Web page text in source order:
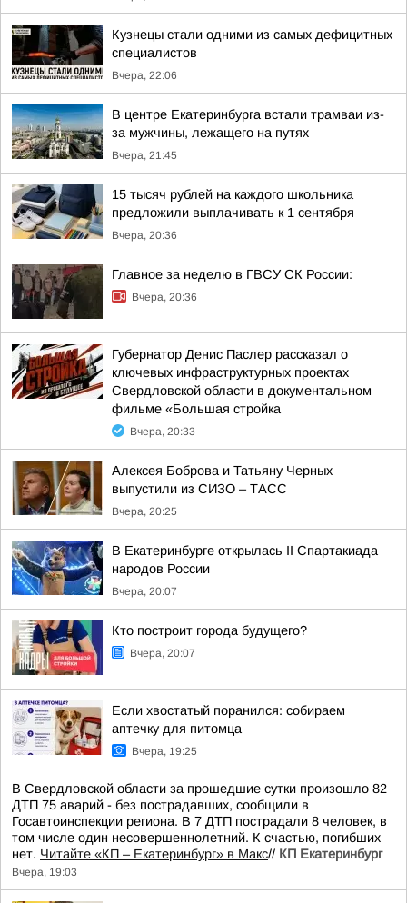
Кузнецы стали одними из самых дефицитных
специалистов
Вчера, 22:06
В центре Екатеринбурга встали трамваи из-
за мужчины, лежащего на путях
Вчера, 21:45
15 тысяч рублей на каждого школьника
предложили выплачивать к 1 сентября
Вчера, 20:36
Главное за неделю в ГВСУ СК России:
Вчера, 20:36
Губернатор Денис Паслер рассказал о
ключевых инфраструктурных проектах
Свердловской области в документальном
фильме «Большая стройка
Вчера, 20:33
Алексея Боброва и Татьяну Черных
выпустили из СИЗО – ТАСС
Вчера, 20:25
В Екатеринбурге открылась II Спартакиада
народов России
Вчера, 20:07
Кто построит города будущего?
Вчера, 20:07
Если хвостатый поранился: собираем
аптечку для питомца
Вчера, 19:25
В Свердловской области за прошедшие сутки произошло 82
ДТП 75 аварий - без пострадавших, сообщили в
Госавтоинспекции региона. В 7 ДТП пострадали 8 человек, в
том числе один несовершеннолетний. К счастью, погибших
нет. Читайте «КП – Екатеринбург» в Макс// КП Екатеринбург
Вчера, 19:03